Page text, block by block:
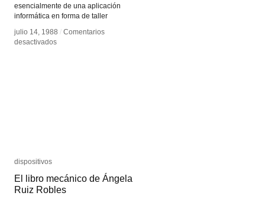
esencialmente de una aplicación
informática en forma de taller
julio 14, 1988 / Comentarios
desactivadosen
julio 14, 1988 / Comentarios
desactivadosen
dispositivos
El libro mecánico de Ángela
Ruiz Robles
dispositivos
El libro mecánico de Ángela
Ruiz Robles